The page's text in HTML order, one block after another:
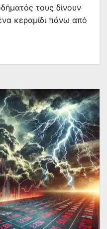
τους δίνουν
κεραμίδι πάνω από